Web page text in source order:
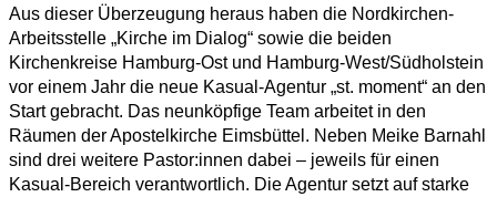
Aus dieser Überzeugung heraus haben die Nordkirchen-
Arbeitsstelle „Kirche im Dialog“ sowie die beiden
Kirchenkreise Hamburg-Ost und Hamburg-West/Südholstein
vor einem Jahr die neue Kasual-Agentur „st. moment“ an den
Start gebracht. Das neunköpfige Team arbeitet in den
Räumen der Apostelkirche Eimsbüttel. Neben Meike Barnahl
sind drei weitere Pastor:innen dabei – jeweils für einen
Kasual-Bereich verantwortlich. Die Agentur setzt auf starke